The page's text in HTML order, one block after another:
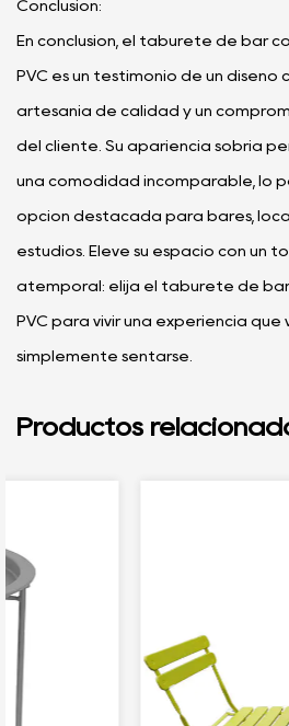
Conclusión:
En conclusión, el taburete de bar
PVC es un testimonio de un diseño
artesanía de calidad y un
del cliente. Su apariencia sobria
una comodidad incomparable, lo
opción destacada para bares,
estudios. Eleve su espacio con un
atemporal: elija el taburete de
PVC para vivir una experiencia que
simplemente sentarse.
Productos